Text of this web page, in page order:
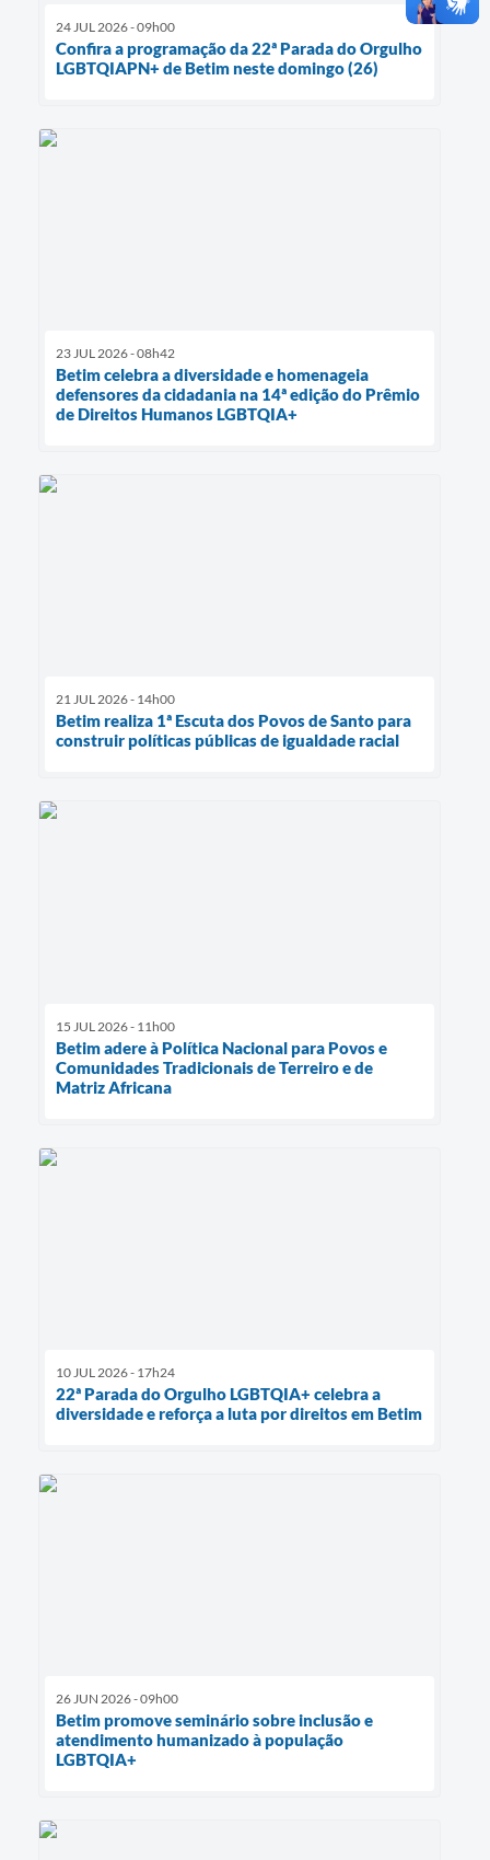
24 JUL 2026 - 09h00
Confira a programação da 22ª Parada do Orgulho
LGBTQIAPN+ de Betim neste domingo (26)
23 JUL 2026 - 08h42
Betim celebra a diversidade e homenageia
defensores da cidadania na 14ª edição do Prêmio
de Direitos Humanos LGBTQIA+
21 JUL 2026 - 14h00
Betim realiza 1ª Escuta dos Povos de Santo para
construir políticas públicas de igualdade racial
15 JUL 2026 - 11h00
Betim adere à Política Nacional para Povos e
Comunidades Tradicionais de Terreiro e de
Matriz Africana
10 JUL 2026 - 17h24
22ª Parada do Orgulho LGBTQIA+ celebra a
diversidade e reforça a luta por direitos em Betim
26 JUN 2026 - 09h00
Betim promove seminário sobre inclusão e
atendimento humanizado à população
LGBTQIA+